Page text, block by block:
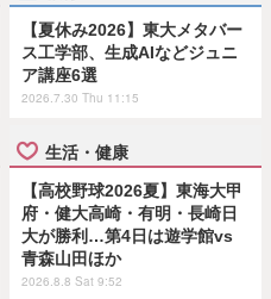
【夏休み2026】東大メタバー
ス工学部、生成AIなどジュニ
ア講座6選
2026.7.30 Thu 11:15
生活・健康
【高校野球2026夏】東海大甲
府・健大高崎・有明・長崎日
大が勝利…第4日は遊学館vs
青森山田ほか
2026.8.8 Sat 9:52